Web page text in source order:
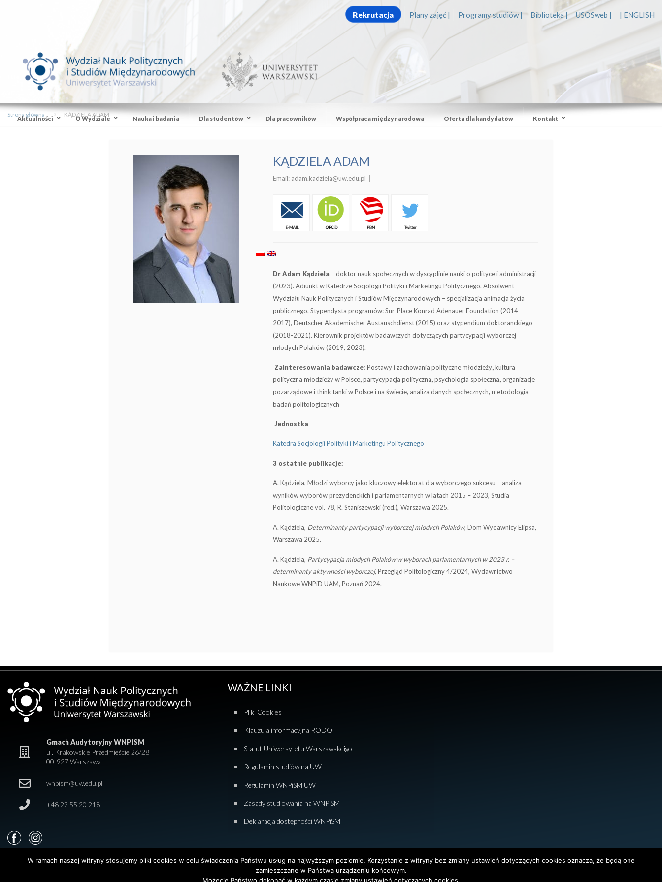
Rekrutacja Plany zajęć | Programy studiów | Biblioteka | USOSweb | | ENGLISH
Aktualności O Wydziale Nauka i badania Dla studentów Dla pracowników Współpraca międzynarodowa Oferta dla kandydatów Kontakt
Strona główna KĄDZIELA ADAM
KĄDZIELA ADAM
Email: adam.kadziela@uw.edu.pl
Dr Adam Kądziela – doktor nauk społecznych w dyscyplinie nauki o polityce i administracji
(2023). Adiunkt w Katedrze Socjologii Polityki i Marketingu Politycznego. Absolwent
Wydziału Nauk Politycznych i Studiów Międzynarodowych – specjalizacja animacja życia
publicznego. Stypendysta programów: Sur-Place Konrad Adenauer Foundation (2014-
2017), Deutscher Akademischer Austauschdienst (2015) oraz stypendium doktoranckiego
(2018-2021). Kierownik projektów badawczych dotyczących partycypacji wyborczej
młodych Polaków (2019, 2023).
Zainteresowania badawcze: Postawy i zachowania polityczne młodzieży,kultura
polityczna młodzieży w Polsce,partycypacja polityczna,psychologia społeczna,organizacje
pozarządowe i think tanki w Polsce i na świecie, analiza danych społecznych,metodologia
badań politologicznych
Jednostka
Katedra Socjologii Polityki i Marketingu Politycznego
3 ostatnie publikacje:
A. Kądziela, Młodzi wyborcy jako kluczowy elektorat dla wyborczego sukcesu – analiza
wyników wyborów prezydenckich i parlamentarnych w latach 2015 – 2023, Studia
Politologiczne vol. 78, R. Staniszewski (red.), Warszawa 2025.
A. Kądziela, Determinanty partycypacji wyborczej młodych Polaków, Dom Wydawnicy Elipsa,
Warszawa 2025.
A. Kądziela, Partycypacja młodych Polaków w wyborach parlamentarnych w 2023 r. –
determinanty aktywności wyborczej, Przegląd Politologiczny 4/2024, Wydawnictwo
Naukowe WNPiD UAM, Poznań 2024.
Gmach Audytoryjny WNPISM
ul. Krakowskie Przedmieście 26/28
00-927 Warszawa
wnpism@uw.edu.pl
+48 22 55 20 218
WAŻNE LINKI
Pliki Cookies
Klauzula informacyjna RODO
Statut Uniwersytetu Warszawskeigo
Regulamin studiów na UW
Regulamin WNPiSM UW
Zasady studiowania na WNPiSM
Deklaracja dostępności WNPiSM
W ramach naszej witryny stosujemy pliki cookies w celu świadczenia Państwu usług na najwyższym poziomie. Korzystanie z witryny bez zmiany ustawień dotyczących cookies oznacza, że będą one
zamieszczane w Państwa urządzeniu końcowym.
Możecie Państwo dokonać w każdym czasie zmiany ustawień dotyczących cookies.